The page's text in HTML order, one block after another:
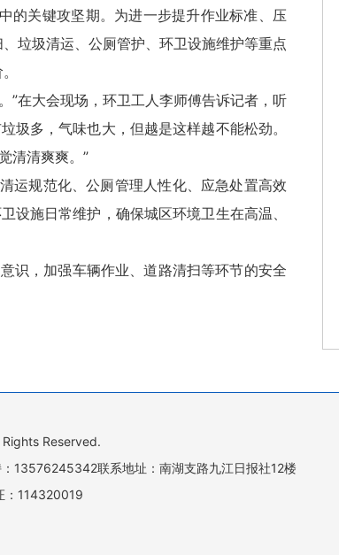
的关键攻坚期。为进一步提升作业标准、压
垃圾清运、公厕管护、环卫设施维护等重点
”在大会现场，环卫工人李师傅告诉记者，听
圾多，气味也大，但越是这样越不能松劲。
清清爽爽。”
运规范化、公厕管理人性化、应急处置高效
设施日常维护，确保城区环境卫生在高温、
识，加强车辆作业、道路清扫等环节的安全
Rights Reserved.
13576245342联系地址：南湖支路九江日报社12楼
：114320019